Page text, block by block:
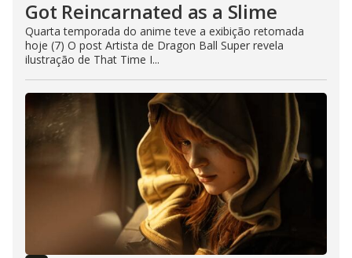
Got Reincarnated as a Slime
Quarta temporada do anime teve a exibição retomada
hoje (7) O post Artista de Dragon Ball Super revela
ilustração de That Time I...